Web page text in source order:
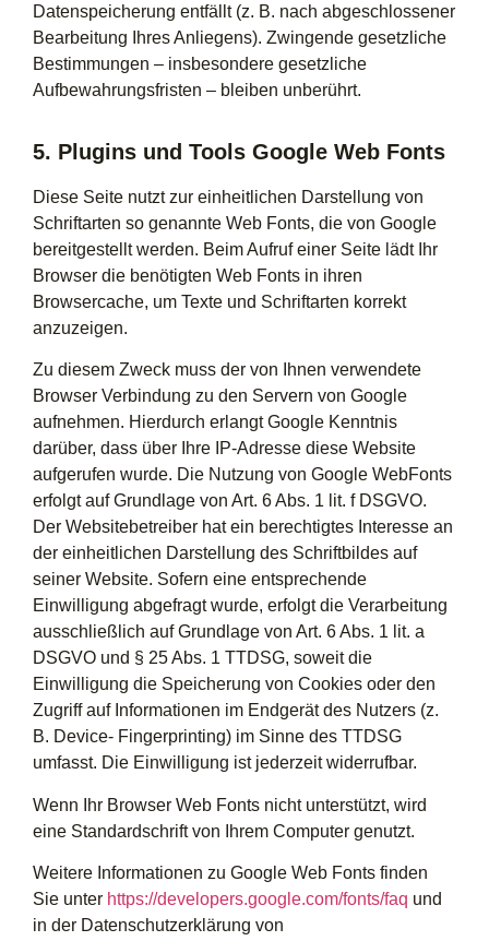
Datenspeicherung entfällt (z. B. nach abgeschlossener
Bearbeitung Ihres Anliegens). Zwingende gesetzliche
Bestimmungen – insbesondere gesetzliche
Aufbewahrungsfristen – bleiben unberührt.
5. Plugins und Tools Google Web Fonts
Diese Seite nutzt zur einheitlichen Darstellung von
Schriftarten so genannte Web Fonts, die von Google
bereitgestellt werden. Beim Aufruf einer Seite lädt Ihr
Browser die benötigten Web Fonts in ihren
Browsercache, um Texte und Schriftarten korrekt
anzuzeigen.
Zu diesem Zweck muss der von Ihnen verwendete
Browser Verbindung zu den Servern von Google
aufnehmen. Hierdurch erlangt Google Kenntnis
darüber, dass über Ihre IP-Adresse diese Website
aufgerufen wurde. Die Nutzung von Google WebFonts
erfolgt auf Grundlage von Art. 6 Abs. 1 lit. f DSGVO.
Der Websitebetreiber hat ein berechtigtes Interesse an
der einheitlichen Darstellung des Schriftbildes auf
seiner Website. Sofern eine entsprechende
Einwilligung abgefragt wurde, erfolgt die Verarbeitung
ausschließlich auf Grundlage von Art. 6 Abs. 1 lit. a
DSGVO und § 25 Abs. 1 TTDSG, soweit die
Einwilligung die Speicherung von Cookies oder den
Zugriff auf Informationen im Endgerät des Nutzers (z.
B. Device- Fingerprinting) im Sinne des TTDSG
umfasst. Die Einwilligung ist jederzeit widerrufbar.
Wenn Ihr Browser Web Fonts nicht unterstützt, wird
eine Standardschrift von Ihrem Computer genutzt.
Weitere Informationen zu Google Web Fonts finden
Sie unter https://developers.google.com/fonts/faq und
in der Datenschutzerklärung von